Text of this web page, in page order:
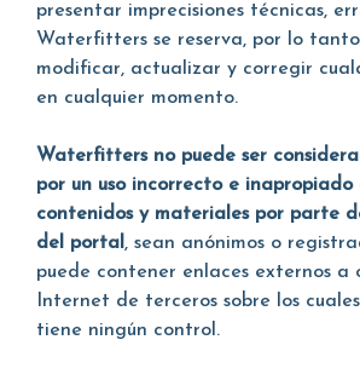
presentar imprecisiones técnicas,
Waterfitters se reserva, por lo
modificar, actualizar y corregir
en cualquier momento.
Waterfitters no puede ser
por un uso incorrecto e inapropiado
contenidos y materiales por parte
del portal , sean anónimos o
puede contener enlaces externos a
Internet de terceros sobre los
tiene ningún control.